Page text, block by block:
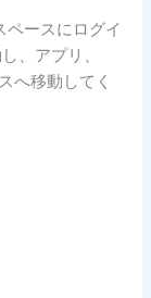
ペースにログイ
、アプリ、
へ移動してく